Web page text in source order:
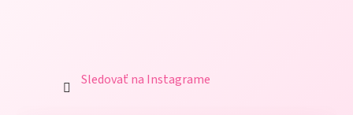
Sledovať na Instagrame